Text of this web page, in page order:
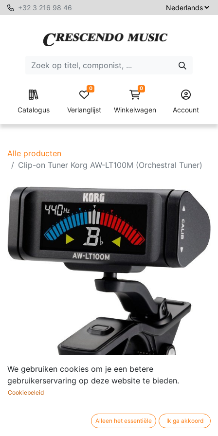
+32 3 216 98 46
Catalogus Verlanglijst
0 0
Winkelwagen Account
Alle producten
Clip-on Tuner Korg AW-LT100M (Orchestral Tuner)
Clip-on Tuner Korg AW-
We gebruiken cookies om je een betere
gebruikerservaring op deze website te bieden.
Cookiebeleid
Alleen het essentiële Ik ga akkoord